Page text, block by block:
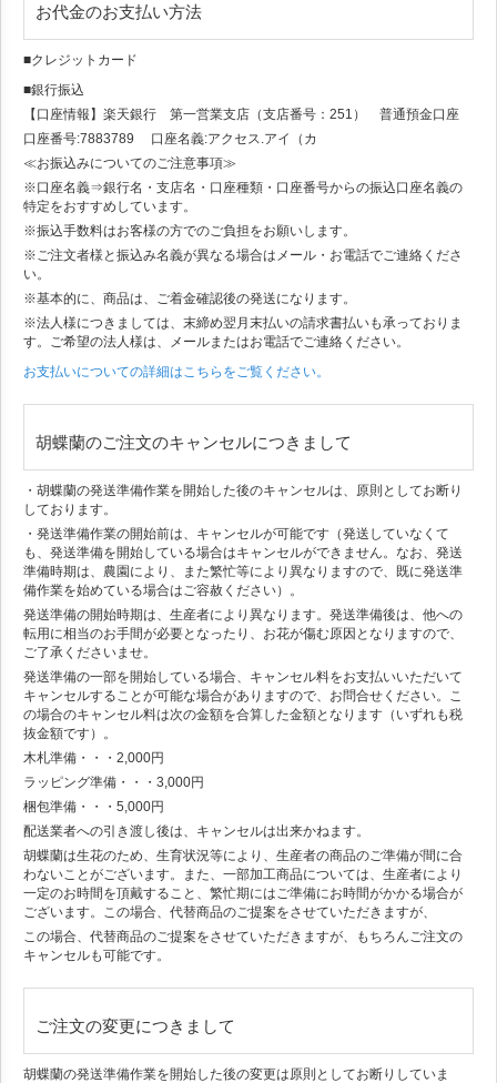
お代金のお支払い方法
■クレジットカード
■銀行振込
【口座情報】楽天銀行 第一営業支店（支店番号：251） 普通預金口座
口座番号:7883789 口座名義:アクセス.アイ（カ
≪お振込みについてのご注意事項≫
※口座名義⇒銀行名・支店名・口座種類・口座番号からの振込口座名義の
特定をおすすめしています。
※振込手数料はお客様の方でのご負担をお願いします。
※ご注文者様と振込み名義が異なる場合はメール・お電話でご連絡くださ
い。
※基本的に、商品は、ご着金確認後の発送になります。
※法人様につきましては、末締め翌月末払いの請求書払いも承っておりま
す。ご希望の法人様は、メールまたはお電話でご連絡ください。
お支払いについての詳細はこちらをご覧ください。
胡蝶蘭のご注文のキャンセルにつきまして
・胡蝶蘭の発送準備作業を開始した後のキャンセルは、原則としてお断り
しております。
・発送準備作業の開始前は、キャンセルが可能です（発送していなくて
も、発送準備を開始している場合はキャンセルができません。なお、発送
準備時期は、農園により、また繁忙等により異なりますので、既に発送準
備作業を始めている場合はご容赦ください）。
発送準備の開始時期は、生産者により異なります。発送準備後は、他への
転用に相当のお手間が必要となったり、お花が傷む原因となりますので、
ご了承くださいませ。
発送準備の一部を開始している場合、キャンセル料をお支払いいただいて
キャンセルすることが可能な場合がありますので、お問合せください。こ
の場合のキャンセル料は次の金額を合算した金額となります（いずれも税
抜金額です）。
木札準備・・・2,000円
ラッピング準備・・・3,000円
梱包準備・・・5,000円
配送業者への引き渡し後は、キャンセルは出来かねます。
胡蝶蘭は生花のため、生育状況等により、生産者の商品のご準備が間に合
わないことがございます。また、一部加工商品については、生産者により
一定のお時間を頂戴すること、繁忙期にはご準備にお時間がかかる場合が
ございます。この場合、代替商品のご提案をさせていただきますが、
この場合、代替商品のご提案をさせていただきますが、もちろんご注文の
キャンセルも可能です。
ご注文の変更につきまして
胡蝶蘭の発送準備作業を開始した後の変更は原則としてお断りしていま